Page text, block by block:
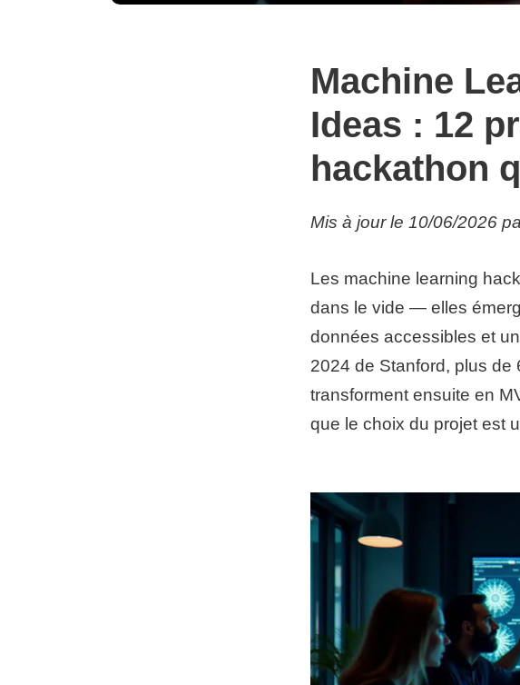
Machine
Ideas : 12
hackathon
Mis à jour le 10/06/2026
Les machine learning
dans le vide — elles
données accessibles et
2024 de Stanford, plus de
transforment ensuite en
que le choix du projet est